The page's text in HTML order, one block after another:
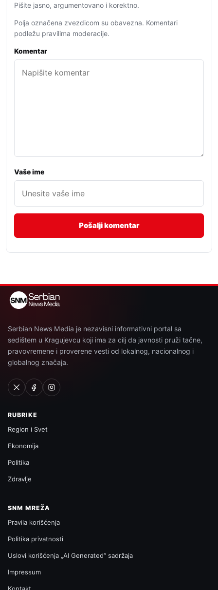
Pišite jasno, argumentovano i korektno.
Polja označena zvezdicom su obavezna. Komentari
podležu pravilima moderacije.
Komentar
Vaše ime
Serbian News Media je nezavisni informativni portal sa
sedištem u Kragujevcu koji ima za cilj da javnosti pruži tačne,
pravovremene i proverene vesti od lokalnog, nacionalnog i
globalnog značaja.
RUBRIKE
Region i Svet
Ekonomija
Politika
Zdravlje
SNM MREŽA
Pravila korišćenja
Politika privatnosti
Uslovi korišćenja „AI Generated“ sadržaja
Impressum
Kontakt